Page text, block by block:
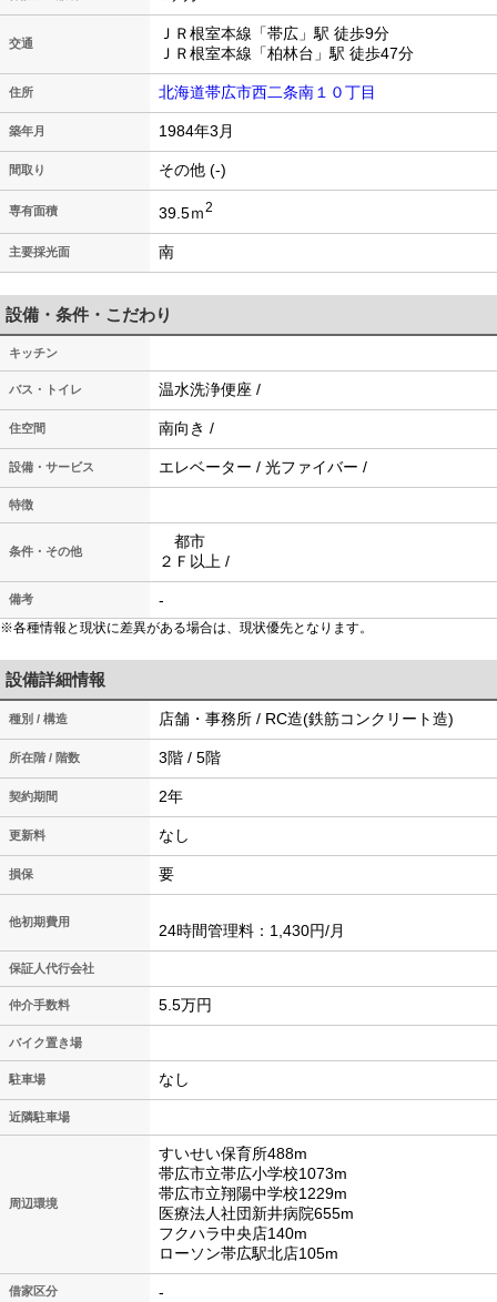
交通
ＪＲ根室本線「帯広」駅 徒歩9分
ＪＲ根室本線「柏林台」駅 徒歩47分
住所 北海道帯広市西二条南１０丁目
築年月 1984年3月
間取り その他 (-)
専有面積 39.5ｍ2
主要採光面 南
設備・条件・こだわり
キッチン
バス・トイレ 温水洗浄便座 /
住空間 南向き /
設備・サービス エレベーター / 光ファイバー /
特徴
条件・その他
都市
２Ｆ以上 /
備考 -
※各種情報と現状に差異がある場合は、現状優先となります。
設備詳細情報
種別 / 構造 店舗・事務所 / RC造(鉄筋コンクリート造)
所在階 / 階数 3階 / 5階
契約期間 2年
更新料 なし
損保 要
他初期費用 24時間管理料：1,430円/月
保証人代行会社
仲介手数料 5.5万円
バイク置き場
駐車場 なし
近隣駐車場
周辺環境
すいせい保育所488m
帯広市立帯広小学校1073m
帯広市立翔陽中学校1229m
医療法人社団新井病院655m
フクハラ中央店140m
ローソン帯広駅北店105m
借家区分 -